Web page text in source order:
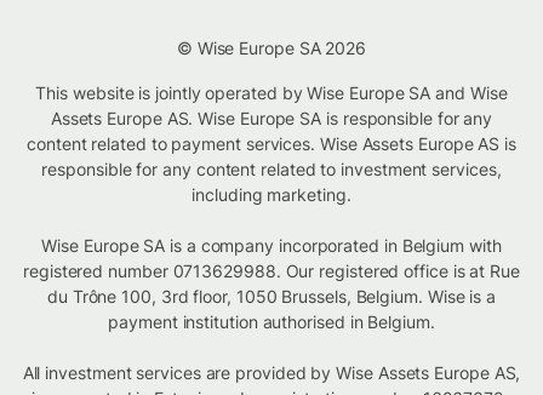
© Wise Europe SA 2026
This website is jointly operated by Wise Europe SA and Wise
Assets Europe AS. Wise Europe SA is responsible for any
content related to payment services. Wise Assets Europe AS is
responsible for any content related to investment services,
including marketing.
Wise Europe SA is a company incorporated in Belgium with
registered number 0713629988. Our registered office is at Rue
du Trône 100, 3rd floor, 1050 Brussels, Belgium. Wise is a
payment institution authorised in Belgium.
All investment services are provided by Wise Assets Europe AS,